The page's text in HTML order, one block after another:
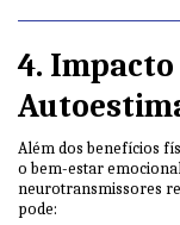
4. Impacto
Além dos benefícios
o bem-estar
neurotransmissores
pode: